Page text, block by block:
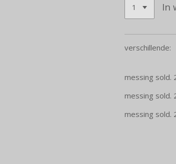
In
verschillende:
messing sold.
messing sold.
messing sold.